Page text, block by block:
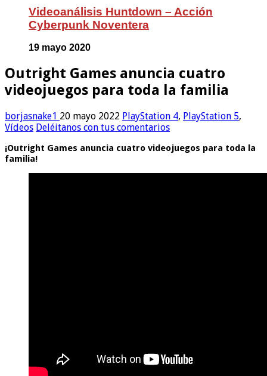
Videoanálisis Huntdown – Acción
Cyberpunk Noventera
19 mayo 2020
Outright Games anuncia cuatro
videojuegos para toda la familia
borjasnake1 20 mayo 2022 PlayStation 4, PlayStation 5,
Vídeos Deléitanos con tus comentarios
¡Outright Games anuncia cuatro videojuegos para toda la
familia!